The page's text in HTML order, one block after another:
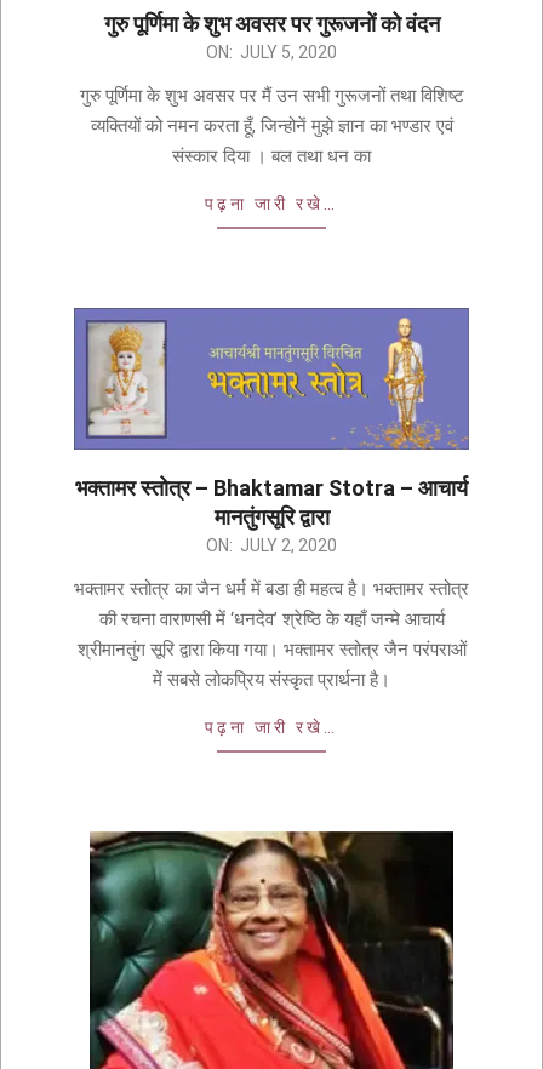
गुरु पूर्णिमा के शुभ अवसर पर गुरूजनों को वंदन
ON: JULY 5, 2020
गुरु पूर्णिमा के शुभ अवसर पर मैं उन सभी गुरूजनों तथा विशिष्ट
व्यक्तियों को नमन करता हूँ, जिन्होनें मुझे ज्ञान का भण्डार एवं
संस्कार दिया । बल तथा धन का
पढ़ना जारी रखे…
भक्तामर स्तोत्र – Bhaktamar Stotra – आचार्य
मानतुंगसूरि द्वारा
ON: JULY 2, 2020
भक्तामर स्तोत्र का जैन धर्म में बडा ही महत्व है। भक्तामर स्तोत्र
की रचना वाराणसी में ‘धनदेव’ श्रेष्ठि के यहाँ जन्मे आचार्य
श्रीमानतुंग सूरि द्वारा किया गया। भक्तामर स्तोत्र जैन परंपराओं
में सबसे लोकप्रिय संस्कृत प्रार्थना है।
पढ़ना जारी रखे…